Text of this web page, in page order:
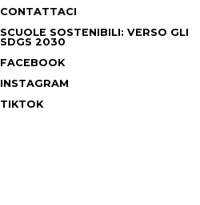
CONTATTACI
SCUOLE SOSTENIBILI: VERSO GLI
SDGS 2030
FACEBOOK
INSTAGRAM
TIKTOK